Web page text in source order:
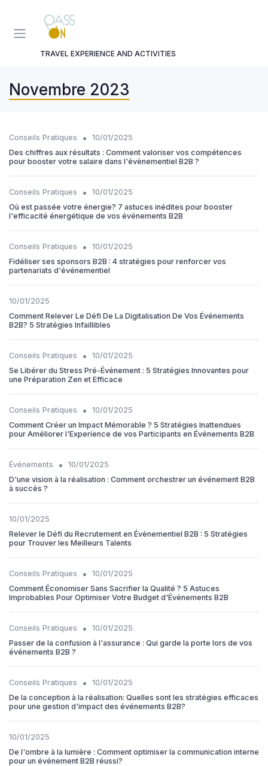
TRAVEL EXPERIENCE AND ACTIVITIES
Novembre 2023
Conseils Pratiques •
10/01/2025
Des chiffres aux résultats : Comment valoriser vos compétences
pour booster votre salaire dans l'évènementiel B2B ?
Conseils Pratiques •
10/01/2025
Où est passée votre énergie? 7 astuces inédites pour booster
l'efficacité énergétique de vos événements B2B
Conseils Pratiques •
10/01/2025
Fidéliser ses sponsors B2B : 4 stratégies pour renforcer vos
partenariats d'événementiel
10/01/2025
Comment Relever Le Défi De La Digitalisation De Vos Événements
B2B? 5 Stratégies Infaillibles
Conseils Pratiques •
10/01/2025
Se Libérer du Stress Pré-Événement : 5 Stratégies Innovantes pour
une Préparation Zen et Efficace
Conseils Pratiques •
10/01/2025
Comment Créer un Impact Mémorable ? 5 Stratégies Inattendues
pour Améliorer l'Experience de vos Participants en Événements B2B
Événements •
10/01/2025
D'une vision à la réalisation : Comment orchestrer un événement B2B
à succès ?
10/01/2025
Relever le Défi du Recrutement en Évènementiel B2B : 5 Stratégies
pour Trouver les Meilleurs Talents
Conseils Pratiques •
10/01/2025
Comment Économiser Sans Sacrifier la Qualité ? 5 Astuces
Improbables Pour Optimiser Votre Budget d'Événements B2B
Conseils Pratiques •
10/01/2025
Passer de la confusion à l'assurance : Qui garde la porte lors de vos
événements B2B ?
Conseils Pratiques •
10/01/2025
De la conception à la réalisation: Quelles sont les stratégies efficaces
pour une gestion d'impact des événements B2B?
10/01/2025
De l'ombre à la lumière : Comment optimiser la communication interne
pour un événement B2B réussi?